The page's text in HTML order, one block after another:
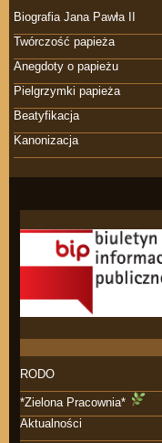
Biografia Jana Pawła II
Twórczość papieża
Anegdoty o papieżu
Pielgrzymki papieża
Beatyfikacja
Kanonizacja
RODO
*Zielona Pracownia*
Aktualności